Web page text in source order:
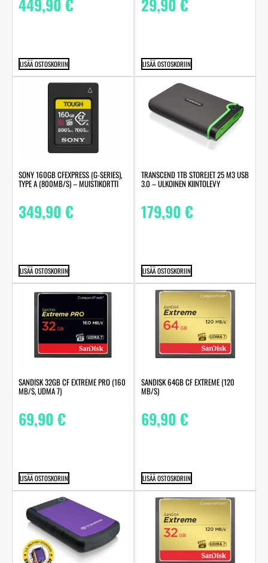
LISÄÄ OSTOSKORIIN LISÄÄ OSTOSKORIIN
SONY 160GB CFEXPRESS (G-SERIES),
TYPE A (800MB/S) – MUISTIKORTTI
349,90€
LISÄÄ OSTOSKORIIN
TRANSCEND 1TB STOREJET 25 M3 USB
3.0 – ULKOINEN KIINTOLEVY
179,90€
LISÄÄ OSTOSKORIIN
SANDISK 32GB CF EXTREME PRO (160
MB/S, UDMA 7)
69,90€
LISÄÄ OSTOSKORIIN
SANDISK 64GB CF EXTREME (120
MB/S)
69,90€
LISÄÄ OSTOSKORIIN